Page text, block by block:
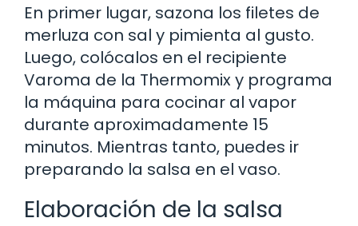
En primer lugar, sazona los filetes de
merluza con sal y pimienta al gusto.
Luego, colócalos en el recipiente
Varoma de la Thermomix y programa
la máquina para cocinar al vapor
durante aproximadamente 15
minutos. Mientras tanto, puedes ir
preparando la salsa en el vaso.
Elaboración de la salsa